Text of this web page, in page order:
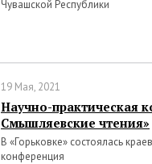
Чувашской Республики
19 Мая, 2021
Научно-практическая
Смышляевские чтения»
В «Горьковке» состоялась
конференция